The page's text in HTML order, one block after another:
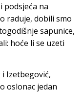
podsjeća na
raduje, dobili smo
sapunice,
hoće li se uzeti
Izetbegović,
oslonac jedan